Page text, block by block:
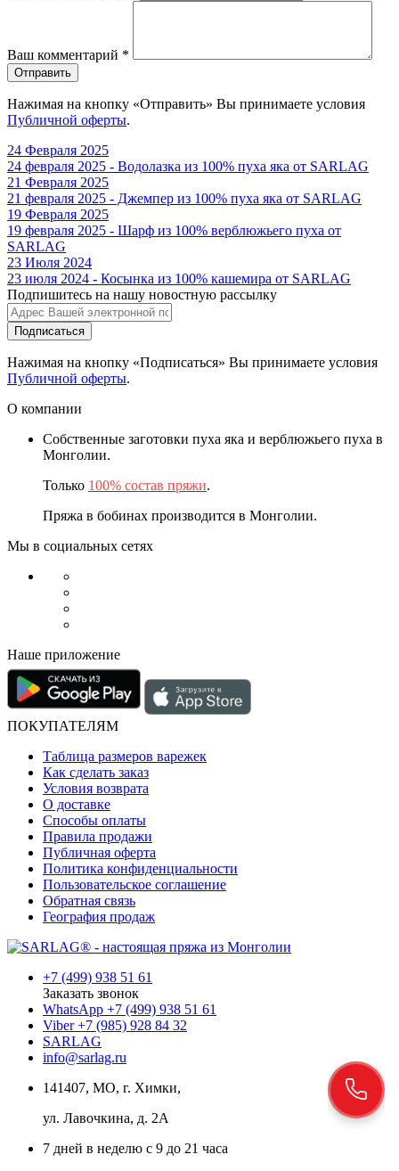
Ваш комментарий *
Отправить
Нажимая на кнопку «Отправить» Вы принимаете условия
Публичной оферты.
24 Февраля 2025
24 февраля 2025 - Водолазка из 100% пуха яка от SARLAG
21 Февраля 2025
21 февраля 2025 - Джемпер из 100% пуха яка от SARLAG
19 Февраля 2025
19 февраля 2025 - Шарф из 100% верблюжьего пуха от
SARLAG
23 Июля 2024
23 июля 2024 - Косынка из 100% кашемира от SARLAG
Подпишитесь на нашу новостную рассылку
Подписаться
Нажимая на кнопку «Подписаться» Вы принимаете условия
Публичной оферты.
О компании
Собственные заготовки пуха яка и верблюжьего пуха в
Монголии.
Только 100% состав пряжи.
Пряжа в бобинах производится в Монголии.
Мы в социальных сетях
Наше приложение
ПОКУПАТЕЛЯМ
Таблица размеров варежек
Как сделать заказ
Условия возврата
О доставке
Способы оплаты
Правила продажи
Публичная оферта
Политика конфиденциальности
Пользовательское соглашение
Обратная связь
География продаж
+7 (499) 938 51 61
Заказать звонок
WhatsApp +7 (499) 938 51 61
Viber +7 (985) 928 84 32
SARLAG
info@sarlag.ru
141407, МО, г. Химки,
ул. Лавочкина, д. 2А
7 дней в неделю с 9 до 21 часа